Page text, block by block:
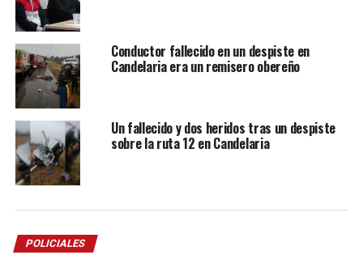
Conductor fallecido en un despiste en
Candelaria era un remisero obereño
Un fallecido y dos heridos tras un despiste
sobre la ruta 12 en Candelaria
POLICIALES